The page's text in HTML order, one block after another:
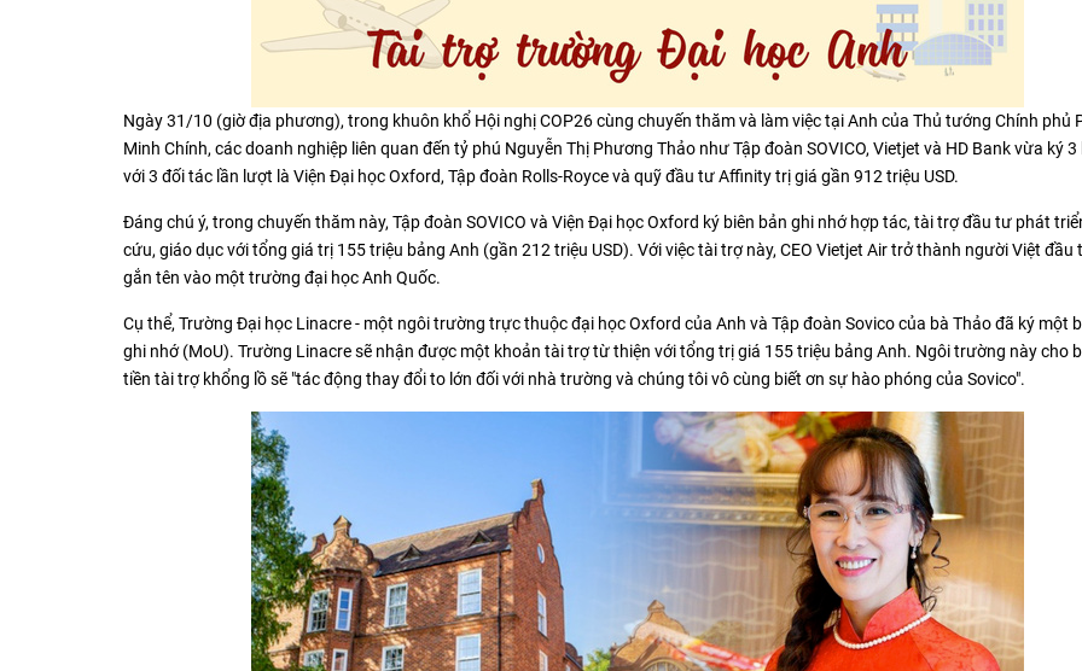
Ngày 31/10 (giờ địa phương), trong khuôn khổ Hội nghị COP26 cùng chuyến thăm và làm việc tại Anh của Thủ tướng Chính phủ
Minh Chính, các doanh nghiệp liên quan đến tỷ phú Nguyễn Thị Phương Thảo như Tập đoàn SOVICO, Vietjet và HD Bank vừa ký
với 3 đối tác lần lượt là Viện Đại học Oxford, Tập đoàn Rolls-Royce và quỹ đầu tư Affinity trị giá gần 912 triệu USD.
Đáng chú ý, trong chuyến thăm này, Tập đoàn SOVICO và Viện Đại học Oxford ký biên bản ghi nhớ hợp tác, tài trợ đầu tư phát
cứu, giáo dục với tổng giá trị 155 triệu bảng Anh (gần 212 triệu USD). Với việc tài trợ này, CEO Vietjet Air trở thành người Việt đầu
gắn tên vào một trường đại học Anh Quốc.
Cụ thể, Trường Đại học Linacre - một ngôi trường trực thuộc đại học Oxford của Anh và Tập đoàn Sovico của bà Thảo đã ký một
ghi nhớ (MoU). Trường Linacre sẽ nhận được một khoản tài trợ từ thiện với tổng trị giá 155 triệu bảng Anh. Ngôi trường này cho
tiền tài trợ khổng lồ sẽ "tác động thay đổi to lớn đối với nhà trường và chúng tôi vô cùng biết ơn sự hào phóng của Sovico".